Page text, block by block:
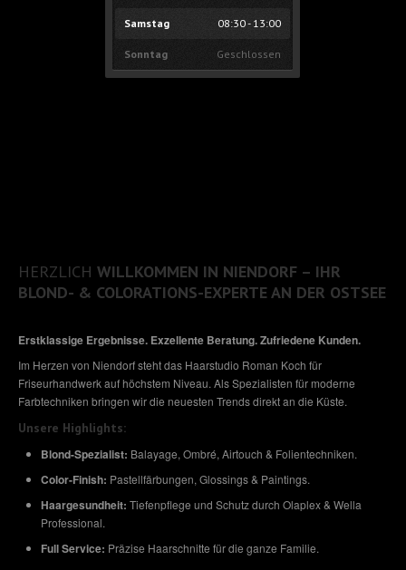
& DATENSCHUTZERKLÄRUNG
TELEFON: 04503/4590 WHATSAPP: 0176/55864501
Samstag 08:30 - 13:00
Sonntag Geschlossen
HERZLICH WILLKOMMEN IN NIENDORF – IHR
BLOND- & COLORATIONS-EXPERTE AN DER OSTSEE
Erstklassige Ergebnisse. Exzellente Beratung. Zufriedene Kunden.
Im Herzen von Niendorf steht das Haarstudio Roman Koch für
Friseurhandwerk auf höchstem Niveau. Als Spezialisten für moderne
Farbtechniken bringen wir die neuesten Trends direkt an die Küste.
Unsere Highlights:
Blond-Spezialist: Balayage, Ombré, Airtouch & Folientechniken.
Color-Finish: Pastellfärbungen, Glossings & Paintings.
Haargesundheit: Tiefenpflege und Schutz durch Olaplex & Wella
Professional.
Full Service: Präzise Haarschnitte für die ganze Familie.